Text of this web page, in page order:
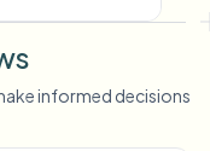
informed decisions